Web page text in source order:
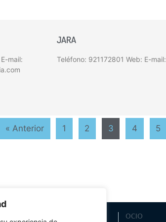
mail:
JARA
Teléfono: 921172801 Web: E-mail:
« Anterior 1 2 3 4 5
OCIO